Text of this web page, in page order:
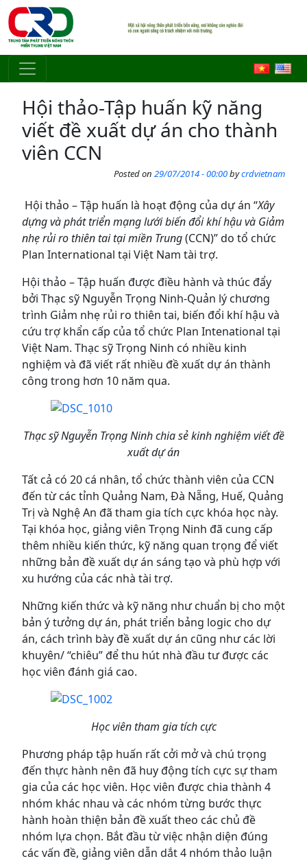
Skip to main content
Hội thảo-Tập huấn kỹ năng
viết đề xuất dự án cho thành
viên CCN
Posted on 29/07/2014 - 00:00bycrdvietnam
Hội thảo – Tập huấn là hoạt động của dự án “Xây
dựng và phát triển mạng lưới biến đổi khí hậu và Giảm
nhẹ rủi ro thiên tai tại miền Trung(CCN)” do tổ chức
Plan International tại Việt Nam tài trợ.
Hội thảo – Tập huấn được điều hành và thúc đẩy
bởi Thạc sỹ Nguyễn Trọng Ninh-Quản lý chương
trình Giảm nhẹ rủi ro thiên tai, biến đổi khí hậu và
cứu trợ khẩn cấp của tổ chức Plan Intenational tại
Việt Nam. Thạc sỹ Trọng Ninh có nhiều kinh
nghiệm và đã viết rất nhiều đề xuất dự án thành
công trong hơn 10 năm qua.
Thạc sỹ Nguyễn Trọng Ninh chia sẻ kinh nghiệm viết đề
xuất dự án
Tất cả có 20 cá nhân, tổ chức thành viên của CCN
đến từ các tỉnh Quảng Nam, Đà Nẵng, Huế, Quảng
Trị và Nghệ An đã tham gia tích cực khóa học này.
Tại khóa học, giảng viên Trọng Ninh đã cung cấp
thêm nhiều kiến thức, kỹ năng quan trọng để viết
những bản đề xuất dự án sáng tạo và phù hợp với
xu hướng của các nhà tài trợ.
Những kiến thức và kỹ năng như chuẩn bị cho một
bản ý tưởng dự án, phát triển bảng logic cho dự
án, cách trình bày đề xuất dự án cũng như các lời
khuyên/ “chiêu” để thu hút nhà đầu tư được các
học viên đánh giá cao.
Học viên tham gia tích cực
Phương pháp tập huấn rất cởi mở và chú trọng
đến thực hành nên đã huy động tích cực sự tham
gia của các học viên. Học viên được chia thành 4
nhóm khác nhau và các nhóm từng bước thực
hành hoàn thiện bản đề xuất theo các chủ đề
nhóm lựa chọn. Bắt đầu từ việc nhận diện đúng
các vấn đề, giảng viên dẫn dắt 4 nhóm thảo luận